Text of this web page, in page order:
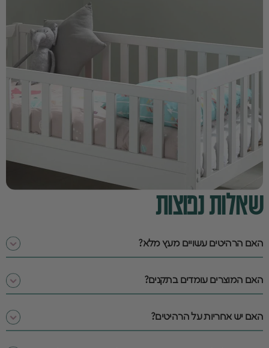
שאלות נפוצות
האם הרהיטים עשויים מעץ מלא?
האם המוצרים עומדים בתקנים?
האם יש אחריות על הרהיטים?